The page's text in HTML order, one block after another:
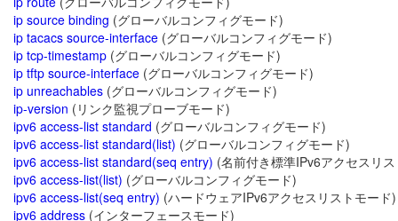
ip source binding (グローバルコンフィグモード)
ip tacacs source-interface (グローバルコンフィグモード)
ip tcp-timestamp (グローバルコンフィグモード)
ip tftp source-interface (グローバルコンフィグモード)
ip unreachables (グローバルコンフィグモード)
ip-version (リンク監視プローブモード)
ipv6 access-list standard (グローバルコンフィグモード)
ipv6 access-list standard(list) (グローバルコンフィグモード)
ipv6 access-list standard(seq entry) (名前付き標準IPv6アクセスリ
ipv6 access-list(list) (グローバルコンフィグモード)
ipv6 access-list(seq entry) (ハードウェアIPv6アクセスリストモード)
ipv6 address (インターフェースモード)